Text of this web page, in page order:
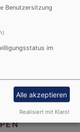
uns aufnehmen.
bei der
Gerhart-
Sie uns
wird
6 Jahre
demokratisch
Benutzersitzung
im
Alle akzeptieren
Realisiert mit Klaro!